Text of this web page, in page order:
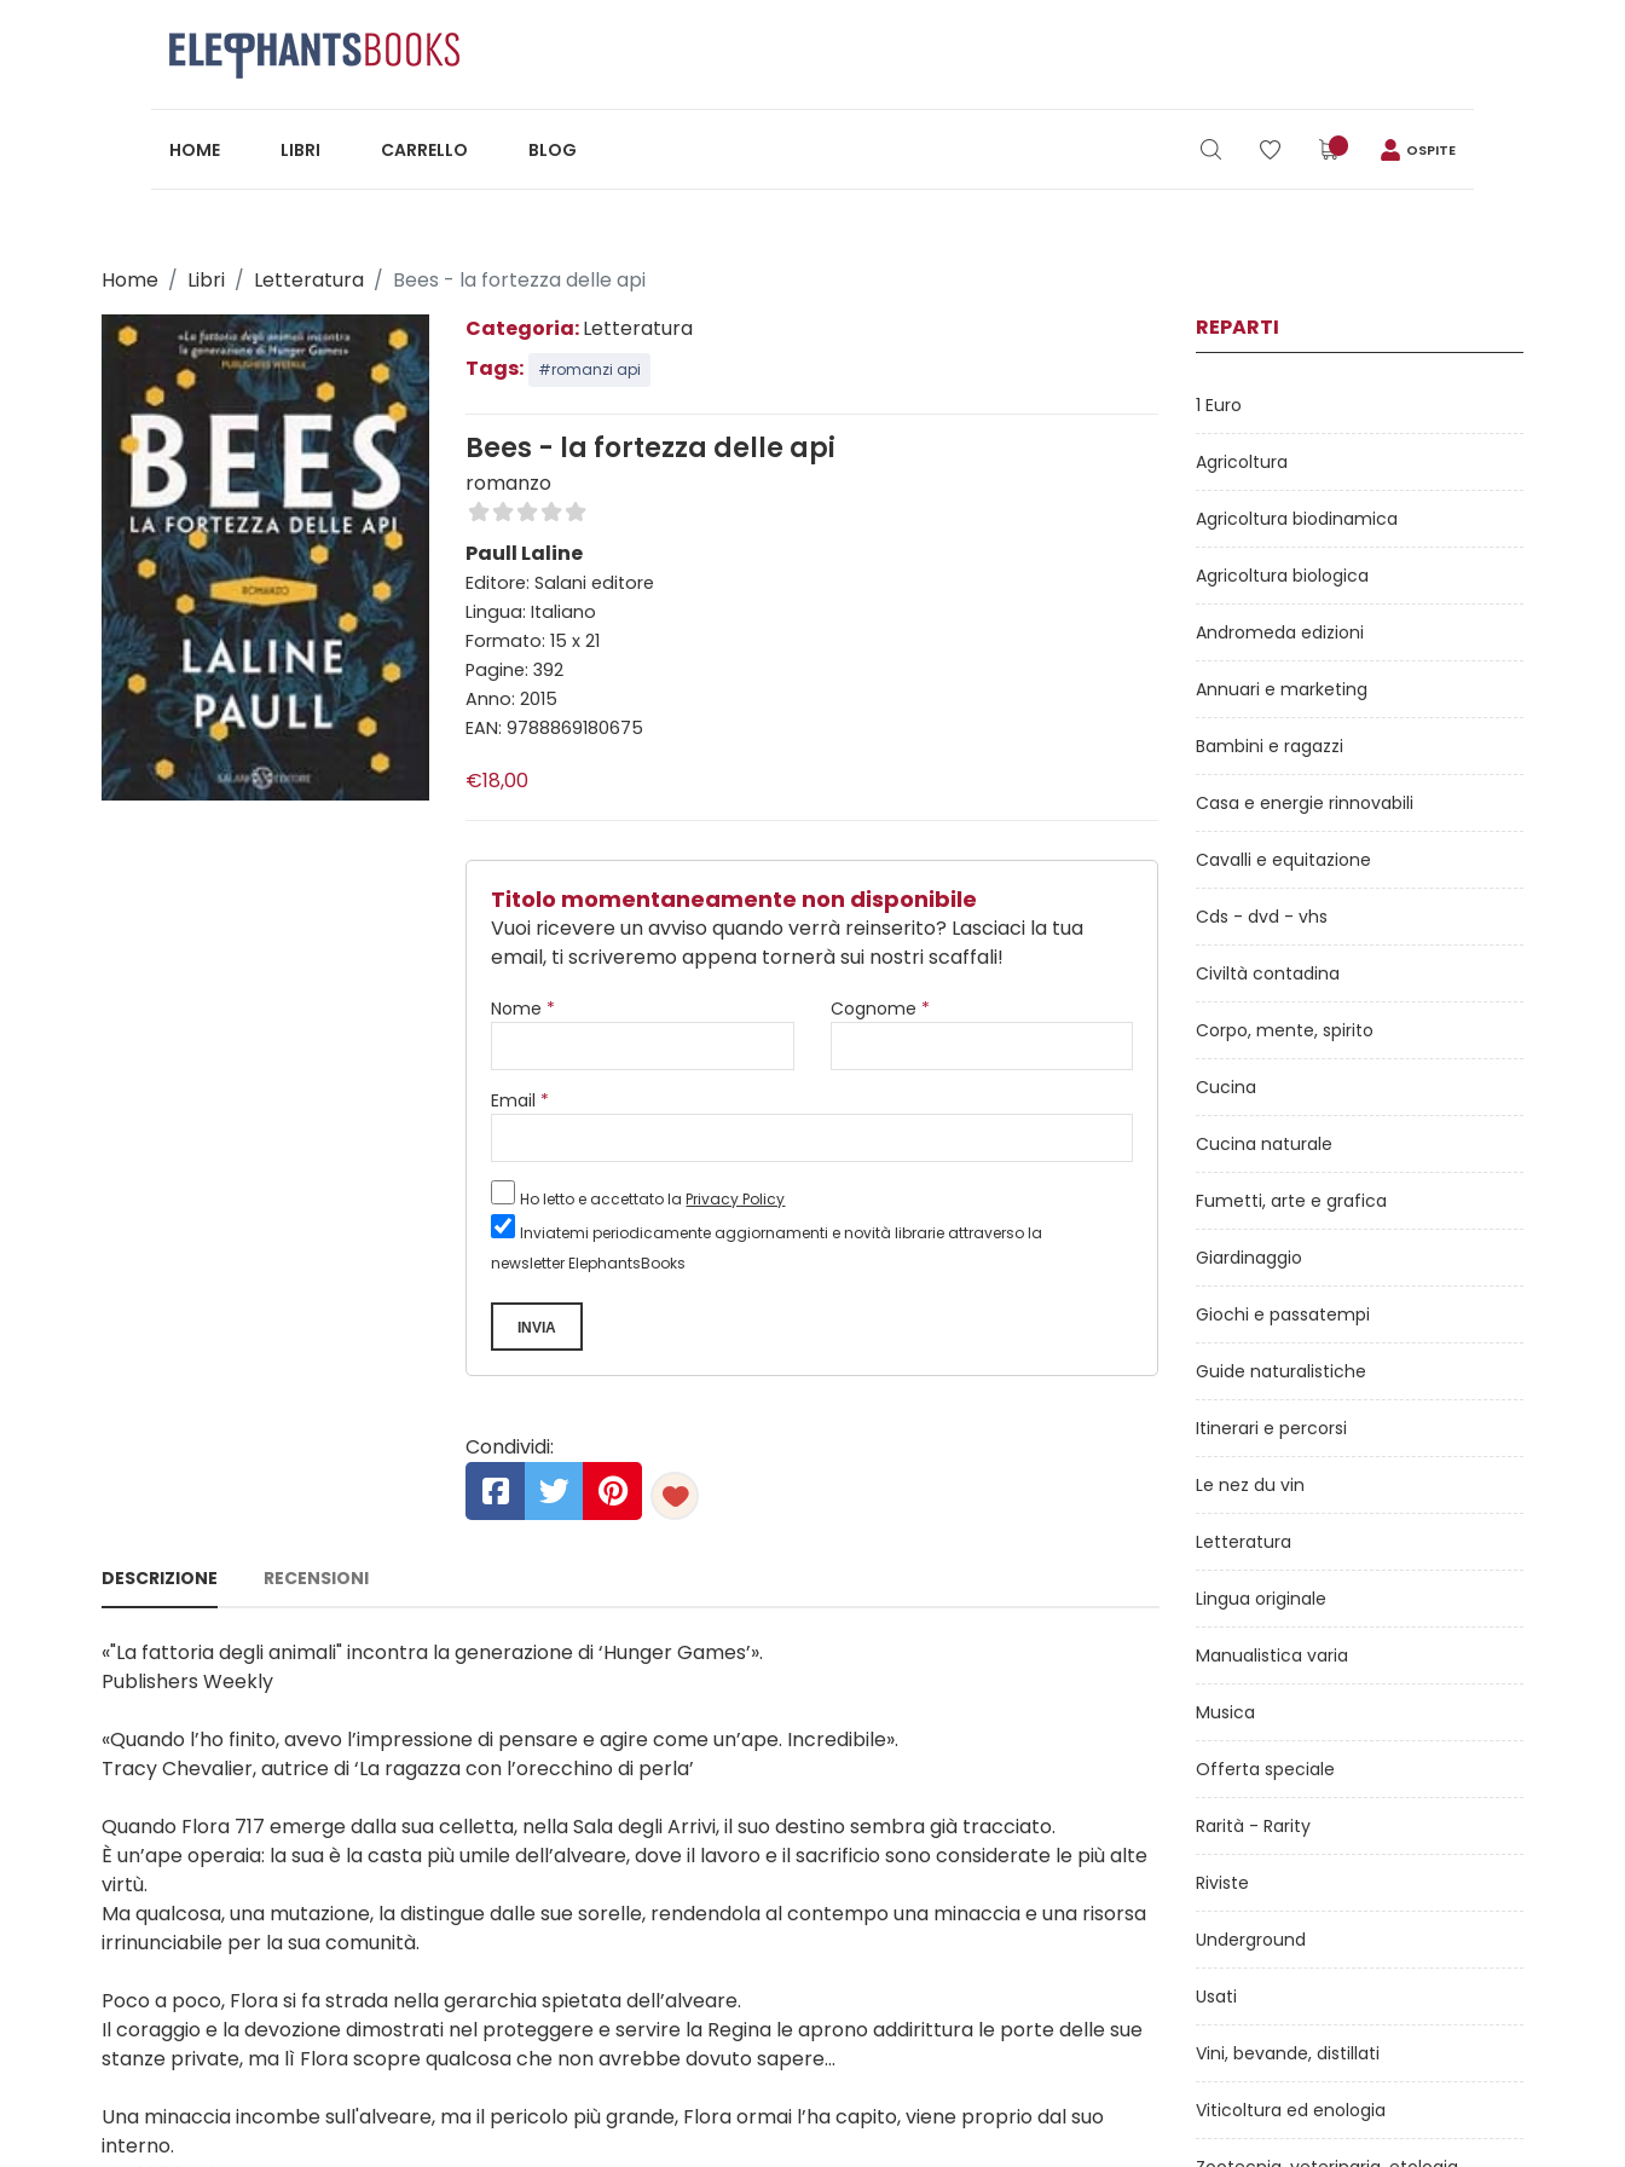
HOME LIBRI CARRELLO BLOG OSPITE
Home Libri Letteratura
Bees - la fortezza delle api
Categoria:Letteratura
Tags:
#romanzi api
Bees - la fortezza delle api
romanzo
Paull Laline
Editore: Salani editore
Lingua: Italiano
Formato: 15 x 21
Pagine: 392
Anno: 2015
EAN: 9788869180675
€18,00
Titolo momentaneamente non disponibile
Vuoi ricevere un avviso quando verrà reinserito? Lasciaci la tua
email, ti scriveremo appena tornerà sui nostri scaffali!
Nome * Cognome *
Email *
Ho letto e accettato laPrivacy Policy
Inviatemi periodicamente aggiornamenti e novità librarie attraverso la
newsletter ElephantsBooks
INVIA
Condividi:
DESCRIZIONE RECENSIONI
«"La fattoria degli animali" incontra la generazione di ‘Hunger Games’».
Publishers Weekly
«Quando l’ho finito, avevo l’impressione di pensare e agire come un’ape. Incredibile».
Tracy Chevalier, autrice di ‘La ragazza con l’orecchino di perla’
Quando Flora 717 emerge dalla sua celletta, nella Sala degli Arrivi, il suo destino sembra già tracciato.
È un’ape operaia: la sua è la casta più umile dell’alveare, dove il lavoro e il sacrificio sono considerate le più alte
virtù.
Ma qualcosa, una mutazione, la distingue dalle sue sorelle, rendendola al contempo una minaccia e una risorsa
irrinunciabile per la sua comunità.
Poco a poco, Flora si fa strada nella gerarchia spietata dell’alveare.
Il coraggio e la devozione dimostrati nel proteggere e servire la Regina le aprono addirittura le porte delle sue
stanze private, ma lì Flora scopre qualcosa che non avrebbe dovuto sapere...
Una minaccia incombe sull'alveare, ma il pericolo più grande, Flora ormai l’ha capito, viene proprio dal suo
interno.
REPARTI
1 Euro
Agricoltura
Agricoltura biodinamica
Agricoltura biologica
Andromeda edizioni
Annuari e marketing
Bambini e ragazzi
Casa e energie rinnovabili
Cavalli e equitazione
Cds - dvd - vhs
Civiltà contadina
Corpo, mente, spirito
Cucina
Cucina naturale
Fumetti, arte e grafica
Giardinaggio
Giochi e passatempi
Guide naturalistiche
Itinerari e percorsi
Le nez du vin
Letteratura
Lingua originale
Manualistica varia
Musica
Offerta speciale
Rarità - Rarity
Riviste
Underground
Usati
Vini, bevande, distillati
Viticoltura ed enologia